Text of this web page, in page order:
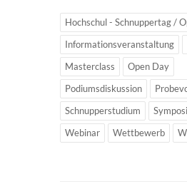
Hochschul - Schnuppertag /
Informationsveranstaltung
Masterclass
Open Day
Podiumsdiskussion
Schnupperstudium
Webinar
Wettbewerb